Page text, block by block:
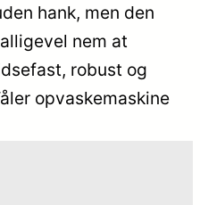
hank, men den
nem at
robust og
opvaskemaskine